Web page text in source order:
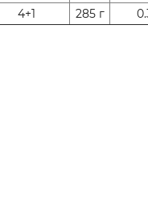
4+1 285 г